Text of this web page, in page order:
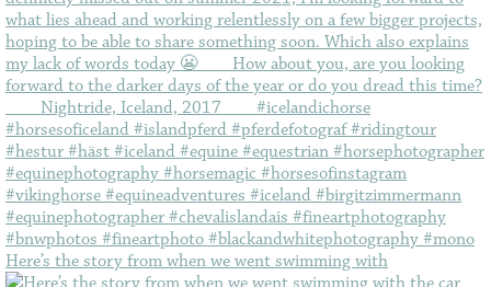
Here’s the story from when we went swimming with